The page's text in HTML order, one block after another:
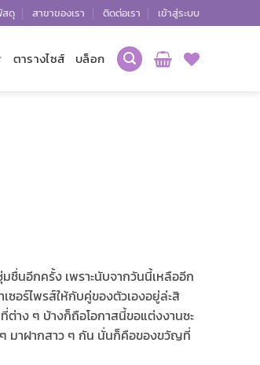
ดุ สาขาของเรา ติดต่อเรา เข้าสู่ระบบ
ตารางไซส์ บล็อก
ชื่นอีกครั้ง เพราะนับจากวันนี้เหลืออีก
อร์ไพรส์ให้กับคู่ของตัวเองอยู่ล่ะสิ
าง ๆ บ้างก็ถือโอกาสนี้ขอแต่งงานซะ
มาฝากสาว ๆ กัน นั่นก็คือของขวัญที่